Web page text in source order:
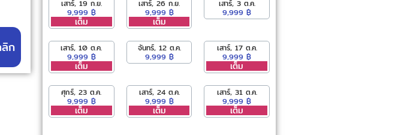
ก
เสาร์, 19 ก.ย.
9,999 ฿
เต็ม
เสาร์, 26 ก.ย.
9,999 ฿
เต็ม
เสาร์, 3 ต.ค.
9,999 ฿
เสาร์, 10 ต.ค.
9,999 ฿
เต็ม
จันทร์, 12 ต.ค.
9,999 ฿
เสาร์, 17 ต.ค.
9,999 ฿
เต็ม
ศุกร์, 23 ต.ค.
9,999 ฿
เต็ม
เสาร์, 24 ต.ค.
9,999 ฿
เต็ม
เสาร์, 31 ต.ค.
9,999 ฿
เต็ม